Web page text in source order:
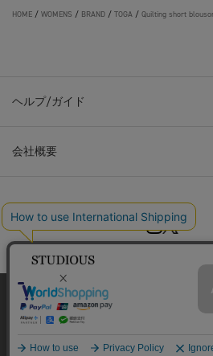
HOME / WOMENS / BRAND / TOGA / Quilting short
ヘルプ/ガイド
会社概要
© TOKYO BASE CO.,
当サイトはクッキー(cookie)を使用します
の一部の機能および、サイトの使用状況
ング活動に利用することを目的としていま
プライバシーポリシーはこちら